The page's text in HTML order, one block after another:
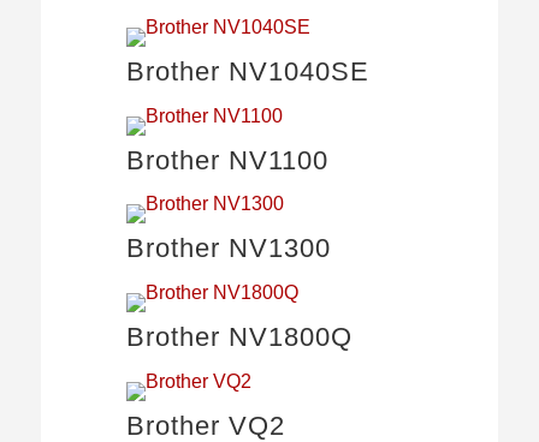
Brother NV1040SE
Brother NV1100
Brother NV1300
Brother NV1800Q
Brother VQ2